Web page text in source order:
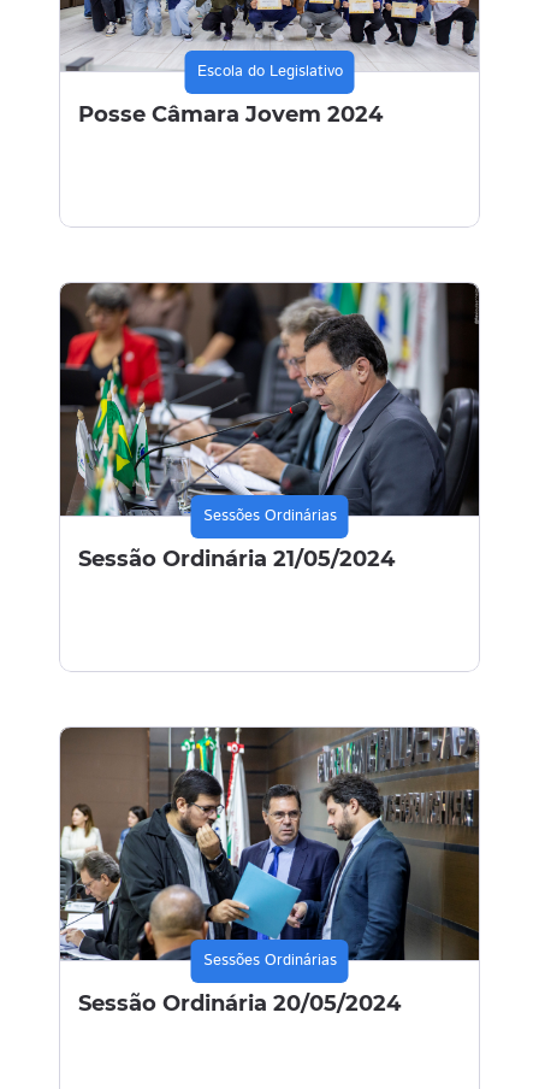
Escola do Legislativo
Posse Câmara Jovem 2024
Sessões Ordinárias
Sessão Ordinária 21/05/2024
Sessões Ordinárias
Sessão Ordinária 20/05/2024